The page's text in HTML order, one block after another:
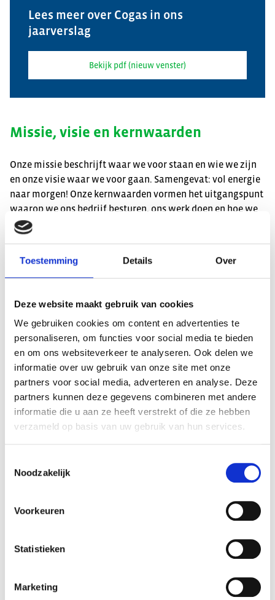
Toestemming Details Over
Deze website maakt gebruik van cookies
We gebruiken cookies om content en advertenties te
personaliseren, om functies voor social media te bieden
en om ons websiteverkeer te analyseren. Ook delen we
informatie over uw gebruik van onze site met onze
partners voor social media, adverteren en analyse. Deze
partners kunnen deze gegevens combineren met andere
informatie die u aan ze heeft verstrekt of die ze hebben
verzameld op basis van uw gebruik van hun services.
Noodzakelijk
Voorkeuren
Statistieken
Marketing
Lees meer over Cogas in ons
jaarverslag
Bekijk pdf (nieuw venster)
Missie, visie en kernwaarden
Onze missie beschrijft waar we voor staan en wie we zijn
en onze visie waar we voor gaan. Samengevat: vol energie
naar morgen! Onze kernwaarden vormen het uitgangspunt
waarop we ons bedrijf besturen, ons werk doen en hoe we
handelen. Lees ook meer over
lat staan en wat we doen
Onze missie
"Samen met onze maatscha​​​​​​​ppelijke partners
zorgen wij voor een toekomstbestendige energie-
en data-infrastructuur, versnellen we de
energietransitie en dragen we bij aan de
leefbaarheid in onze regio."